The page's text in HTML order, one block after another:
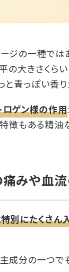
ジの一種で
の大きさく
青っぽい香り
ロゲン様の作用
徴もある精油
みや血
別にたくさん
成分の一つで